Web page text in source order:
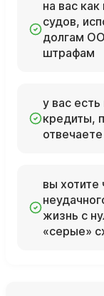
на вас
судов,
долгам
штрафам
у вас
кредиты,
вы хотите
жизнь с
«серые»